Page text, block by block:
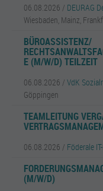
06.08.2026 / DEURAG
Wiesbaden, Mainz,
BÜROASSISTENZ/
E (M/W/D) TEILZEIT
06.08.2026 / VdK
Göppingen
TEAMLEITUNG
06.08.2026 / Föderale
(M/W/D)